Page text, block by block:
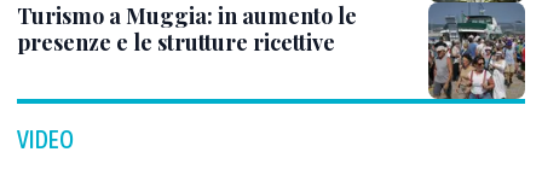
Turismo a Muggia: in aumento le
presenze e le strutture ricettive
VIDEO